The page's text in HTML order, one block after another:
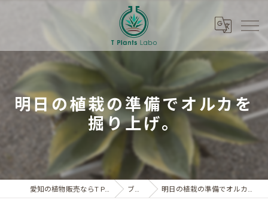
明日の植栽の準備でオルカを
掘り上げ。
愛知の植物販売ならT Plants Labo ブログ 明日の植栽の準備でオルカを掘り上げ。